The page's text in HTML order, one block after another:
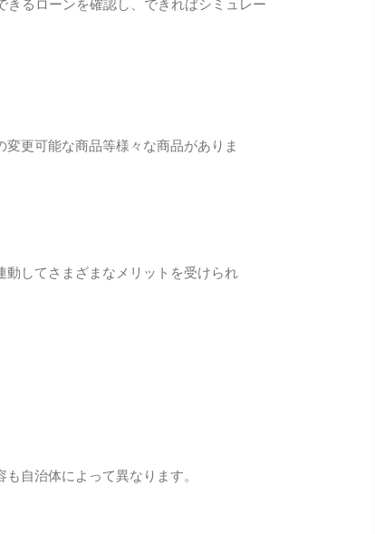
更可能な商品等様々な商品がありま
してさまざまなメリットを受けられ
自治体によって異なります。